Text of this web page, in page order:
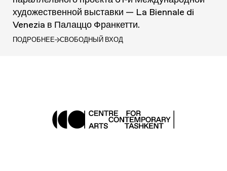
художественной выставки — La Biennale di
Venezia в Палаццо Франкетти.
ПОДРОБНЕЕ СВОБОДНЫЙ ВХОД